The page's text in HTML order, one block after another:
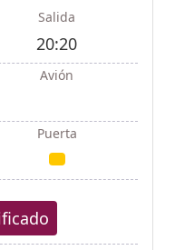
Salida
20:20
Avión
Puerta